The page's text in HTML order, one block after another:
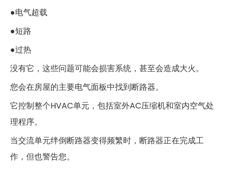
●电气超载
●短路
●过热
没有它，这些问题可能会损害系统，甚至会造成大火。
您会在房屋的主要电气面板中找到断路器。
它控制整个HVAC单元，包括室外AC压缩机和室内空气处
理程序。
当交流单元绊倒断路器变得频繁时，断路器正在完成工
作，但也警告您。